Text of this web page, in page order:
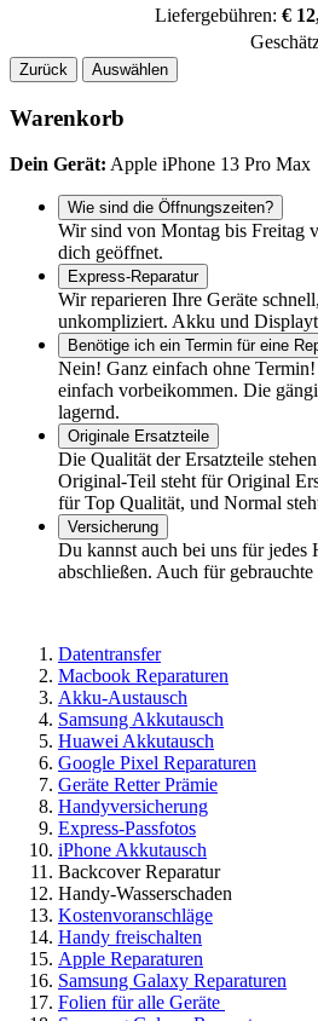
Liefergebühren: €
Zurück Auswählen
Warenkorb
Dein Gerät: Apple iPhone 13 Pro Max
Wie sind die Öffnungszeiten?
Wir sind von Montag bis Freitag
dich geöffnet.
Express-Reparatur
Wir reparieren Ihre Geräte
unkompliziert. Akku und
Benötige ich ein Termin für eine
Nein! Ganz einfach ohne
einfach vorbeikommen. Die
lagernd.
Originale Ersatzteile
Die Qualität der Ersatzteile
Original-Teil steht für Original
für Top Qualität, und Normal
Versicherung
Du kannst auch bei uns für jedes
abschließen. Auch für gebrauchte
Datentransfer
Macbook Reparaturen
Akku-Austausch
Samsung Akkutausch
Huawei Akkutausch
Google Pixel Reparaturen
Geräte Retter Prämie
Handyversicherung
Express-Passfotos
iPhone Akkutausch
Backcover Reparatur
Handy-Wasserschaden
Kostenvoranschläge
Handy freischalten
Apple Reparaturen
Samsung Galaxy Reparaturen
Folien für alle Geräte